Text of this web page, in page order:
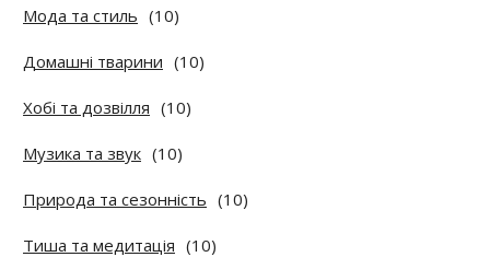
Мода та стиль (10)
Домашні тварини (10)
Хобі та дозвілля (10)
Музика та звук (10)
Природа та сезонність (10)
Тиша та медитація (10)